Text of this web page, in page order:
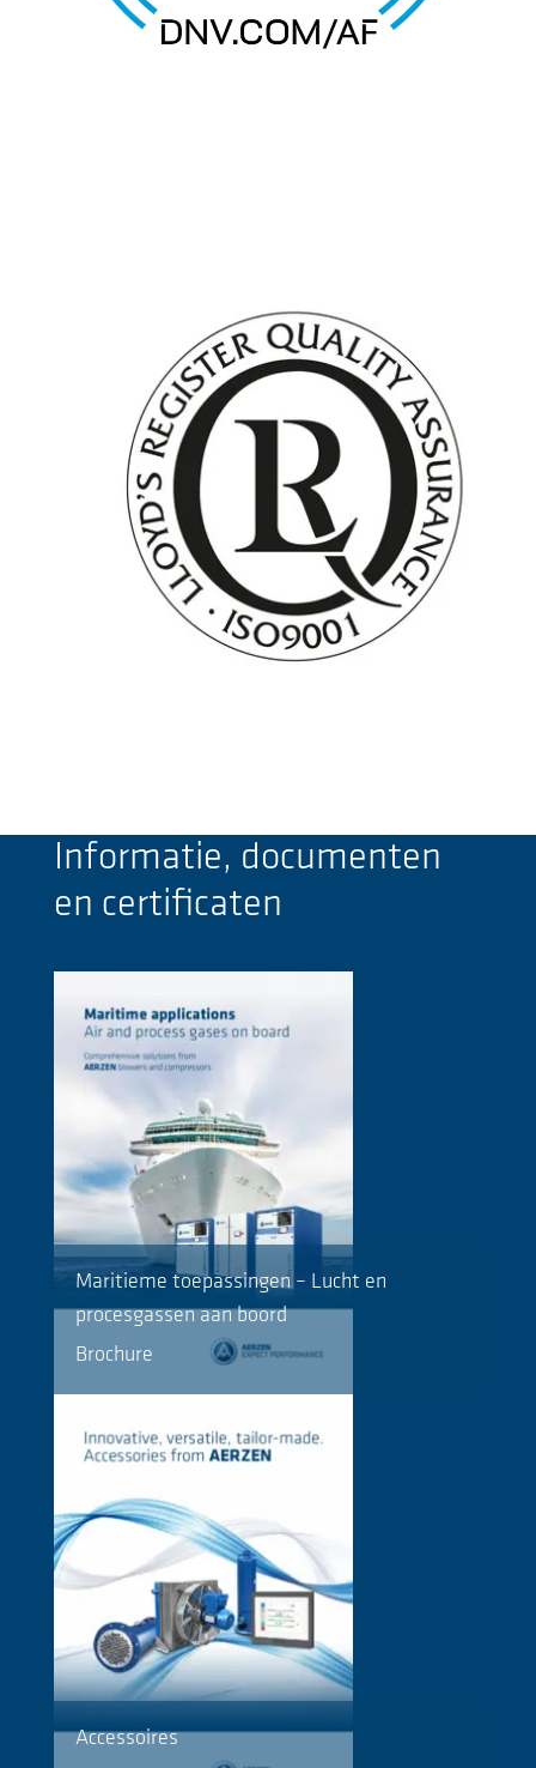
Informatie, documenten
en certificaten
Maritieme toepassingen – Lucht en
procesgassen aan boord
Brochure
Accessoires